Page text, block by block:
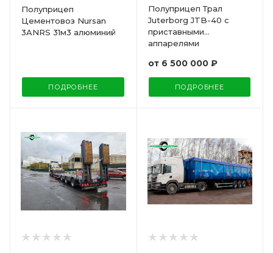
Полуприцеп
Цементовоз Nursan
3ANRS 31м3 алюминий
ПОДРОБНЕЕ
Полуприцеп Трал
Juterborg JTB-40 с
приставными
аппарелями
от 6 500 000 ₽
ПОДРОБНЕЕ